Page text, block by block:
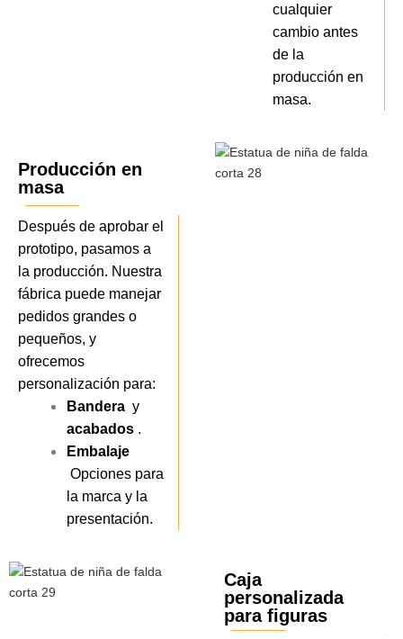
cualquier
cambio antes
de la
producción en
masa.
Producción en
masa
Después de aprobar el
prototipo, pasamos a
la producción. Nuestra
fábrica puede manejar
pedidos grandes o
pequeños, y
ofrecemos
personalización para:
Bandera y
acabados .
Embalaje
Opciones para
la marca y la
presentación.
Caja
personalizada
para figuras